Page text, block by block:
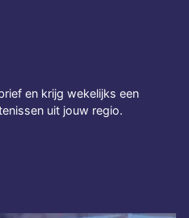
en krijg wekelijks een
uit jouw regio.